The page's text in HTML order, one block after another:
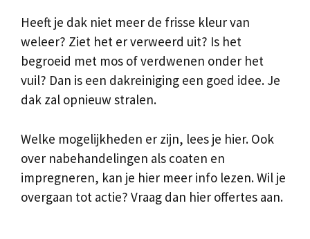
Heeft je dak niet meer de frisse kleur van
weleer? Ziet het er verweerd uit? Is het
begroeid met mos of verdwenen onder het
vuil? Dan is een dakreiniging een goed idee. Je
dak zal opnieuw stralen.
Welke mogelijkheden er zijn, lees je hier. Ook
over nabehandelingen als coaten en
impregneren, kan je hier meer info lezen. Wil je
overgaan tot actie? Vraag dan hier offertes aan.